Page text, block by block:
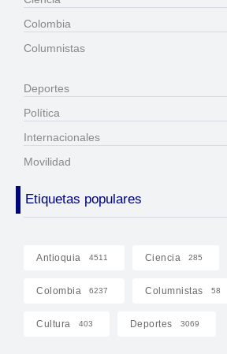
Colombia
Columnistas
Deportes
Política
Internacionales
Movilidad
Etiquetas populares
Antioquia 4511 Ciencia 285
Colombia 6237 Columnistas 58
Cultura 403 Deportes 3069